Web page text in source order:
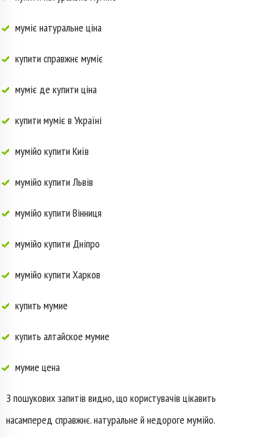
муміє натуральне ціна
купити справжнє муміє
муміє де купити ціна
купити муміє в Україні
мумійо купити Київ
мумійо купити Львів
мумійо купити Вінниця
мумійо купити Дніпро
мумійо купити Харков
купить мумие
купить алтайское мумие
мумие цена
З пошукових запитів видно, що користувачів цікавить
насамперед справжнє. натуральне й недороге мумійо.